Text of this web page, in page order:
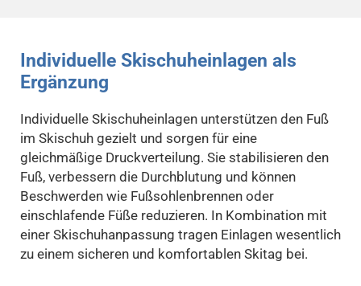
Individuelle Skischuheinlagen als
Ergänzung
Individuelle Skischuheinlagen unterstützen den Fuß
im Skischuh gezielt und sorgen für eine
gleichmäßige Druckverteilung. Sie stabilisieren den
Fuß, verbessern die Durchblutung und können
Beschwerden wie Fußsohlenbrennen oder
einschlafende Füße reduzieren. In Kombination mit
einer Skischuhanpassung tragen Einlagen wesentlich
zu einem sicheren und komfortablen Skitag bei.